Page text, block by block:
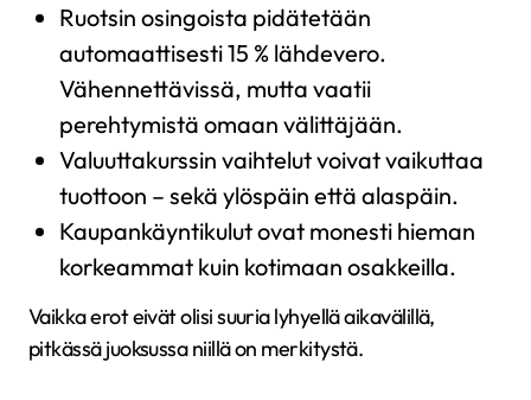
Ruotsin osingoista pidätetään
automaattisesti 15 % lähdevero.
Vähennettävissä, mutta vaatii
perehtymistä omaan välittäjään.
Valuuttakurssin vaihtelut voivat vaikuttaa
tuottoon – sekä ylöspäin että alaspäin.
Kaupankäyntikulut ovat monesti hieman
korkeammat kuin kotimaan osakkeilla.
Vaikka erot eivät olisi suuria lyhyellä aikavälillä,
pitkässä juoksussa niillä on merkitystä.